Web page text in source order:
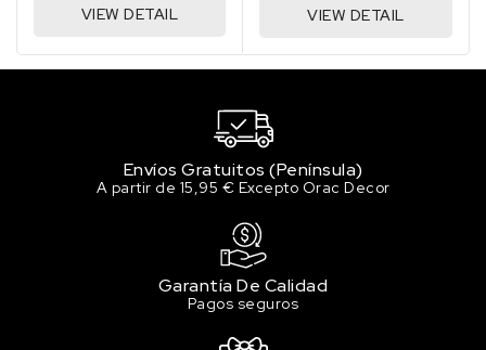
VIEW DETAIL VIEW DETAIL
Envíos Gratuitos (Península)
A partir de 15,95 € Excepto Orac Decor
Garantía De Calidad
Pagos seguros